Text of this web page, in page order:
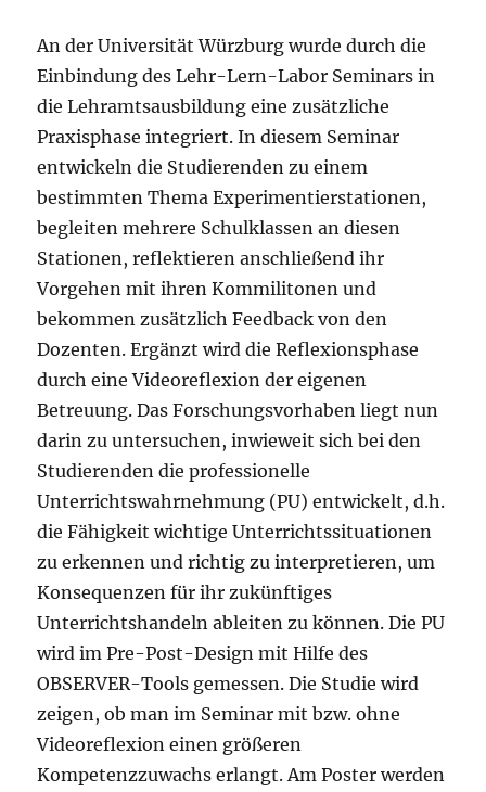
An der Universität Würzburg wurde durch die
Einbindung des Lehr-Lern-Labor Seminars in
die Lehramtsausbildung eine zusätzliche
Praxisphase integriert. In diesem Seminar
entwickeln die Studierenden zu einem
bestimmten Thema Experimentierstationen,
begleiten mehrere Schulklassen an diesen
Stationen, reflektieren anschließend ihr
Vorgehen mit ihren Kommilitonen und
bekommen zusätzlich Feedback von den
Dozenten. Ergänzt wird die Reflexionsphase
durch eine Videoreflexion der eigenen
Betreuung. Das Forschungsvorhaben liegt nun
darin zu untersuchen, inwieweit sich bei den
Studierenden die professionelle
Unterrichtswahrnehmung (PU) entwickelt, d.h.
die Fähigkeit wichtige Unterrichtssituationen
zu erkennen und richtig zu interpretieren, um
Konsequenzen für ihr zukünftiges
Unterrichtshandeln ableiten zu können. Die PU
wird im Pre-Post-Design mit Hilfe des
OBSERVER-Tools gemessen. Die Studie wird
zeigen, ob man im Seminar mit bzw. ohne
Videoreflexion einen größeren
Kompetenzzuwachs erlangt. Am Poster werden